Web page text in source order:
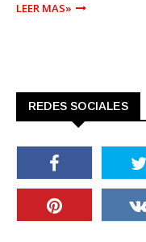
LEER MAS»
REDES SOCIALES